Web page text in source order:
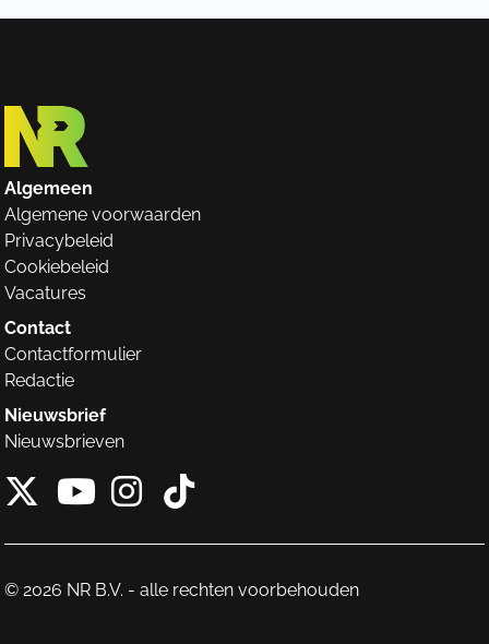
Algemeen
Algemene voorwaarden
Privacybeleid
Cookiebeleid
Vacatures
Contact
Contactformulier
Redactie
Nieuwsbrief
Nieuwsbrieven
X van NieuwRechts
Instagram van
Tiktok van
© 2026 NR B.V. - alle rechten voorbehouden